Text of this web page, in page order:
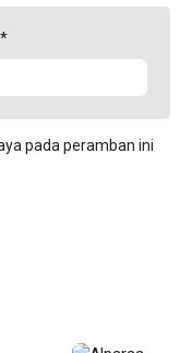
*
pada peramban ini